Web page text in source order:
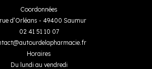
Coordonnées
d’Orléans - 49400 Saumur
02 41 51 10 07
@autourdelapharmacie.fr
Horaires
Du lundi au vendredi